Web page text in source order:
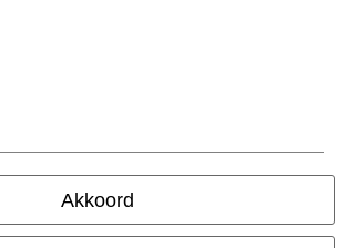
Akkoord